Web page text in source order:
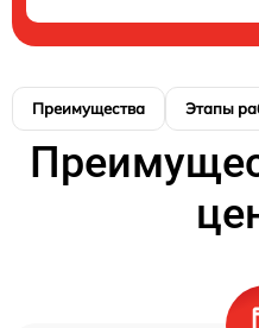
Преимущества Этапы